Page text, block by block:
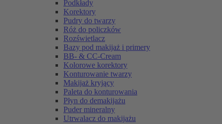
Podkłady
Korektory
Pudry do twarzy
Róż do policzków
Rozświetlacz
Bazy pod makijaż i primery
BB- & CC-Cream
Kolorowe korektory
Konturowanie twarzy
Makijaż kryjący
Paleta do konturowania
Płyn do demakijażu
Puder mineralny
Utrwalacz do makijażu